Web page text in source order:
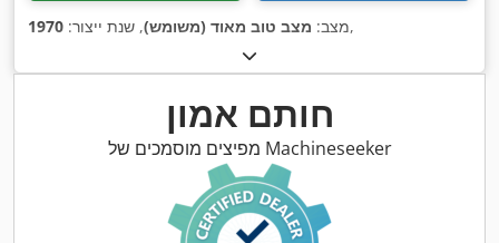
מצב: מצב טוב מאוד (משומש), שנת ייצור: 1970 ,
חותם אמון
מפיצים מוסמכים של Machineseeker